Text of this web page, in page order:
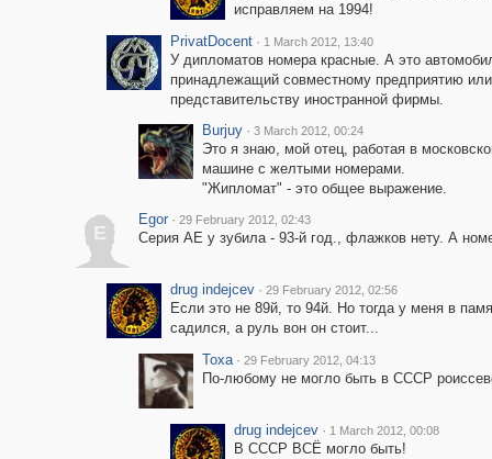
исправляем на 1994!
PrivatDocent · 1 March 2012, 13:40
У дипломатов номера красные. А это
принадлежащий совместному предприятию или
представительству иностранной фирмы.
Burjuy · 3 March 2012, 00:24
Это я знаю, мой отец, работая в
машине с желтыми номерами.
"Жипломат" - это общее выражение.
E
Egor · 29 February 2012, 02:43
Серия АЕ у зубила - 93-й год., флажков нету. А
drug indejcev · 29 February 2012, 02:56
Если это не 89й, то 94й. Но тогда у меня в
садился, а руль вон он стоит...
Toxa · 29 February 2012, 04:13
По-любому не могло быть в СССР
drug indejcev · 1 March 2012, 00:08
В СССР ВСЁ могло быть!